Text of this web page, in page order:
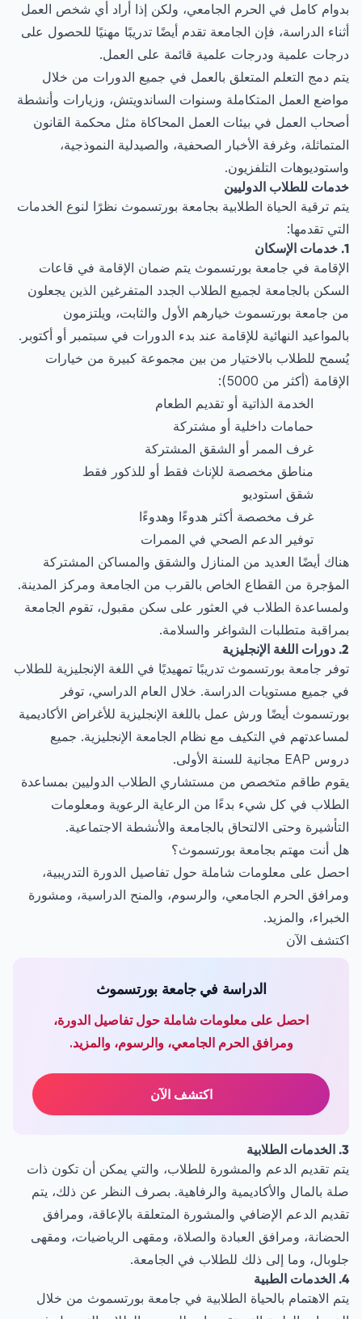
بدوام كامل في الحرم الجامعي، ولكن إذا أراد أي شخص العمل
أثناء الدراسة، فإن الجامعة تقدم أيضًا تدريبًا مهنيًا للحصول على
درجات علمية ودرجات علمية قائمة على العمل.
يتم دمج التعلم المتعلق بالعمل في جميع الدورات من خلال
مواضع العمل المتكاملة وسنوات الساندويتش، وزيارات وأنشطة
أصحاب العمل في بيئات العمل المحاكاة مثل محكمة القانون
المتماثلة، وغرفة الأخبار الصحفية، والصيدلية النموذجية،
واستوديوهات التلفزيون.
خدمات للطلاب الدوليين
يتم ترقية الحياة الطلابية بجامعة بورتسموث نظرًا لنوع الخدمات
التي تقدمها:
1. خدمات الإسكان
الإقامة في جامعة بورتسموث يتم ضمان الإقامة في قاعات
السكن بالجامعة لجميع الطلاب الجدد المتفرغين الذين يجعلون
من جامعة بورتسموث خيارهم الأول والثابت، ويلتزمون
بالمواعيد النهائية للإقامة عند بدء الدورات في سبتمبر أو أكتوبر.
يُسمح للطلاب بالاختيار من بين مجموعة كبيرة من خيارات
الإقامة (أكثر من 5000):
الخدمة الذاتية أو تقديم الطعام
حمامات داخلية أو مشتركة
غرف الممر أو الشقق المشتركة
مناطق مخصصة للإناث فقط أو للذكور فقط
شقق استوديو
غرف مخصصة أكثر هدوءًا وهدوءًا
توفير الدعم الصحي في الممرات
هناك أيضًا العديد من المنازل والشقق والمساكن المشتركة
المؤجرة من القطاع الخاص بالقرب من الجامعة ومركز المدينة.
ولمساعدة الطلاب في العثور على سكن مقبول، تقوم الجامعة
بمراقبة متطلبات الشواغر والسلامة.
2. دورات اللغة الإنجليزية
توفر جامعة بورتسموث تدريبًا تمهيديًا في اللغة الإنجليزية للطلاب
في جميع مستويات الدراسة. خلال العام الدراسي، توفر
بورتسموث أيضًا ورش عمل باللغة الإنجليزية للأغراض الأكاديمية
لمساعدتهم في التكيف مع نظام الجامعة الإنجليزية. جميع
دروس EAP مجانية للسنة الأولى.
يقوم طاقم متخصص من مستشاري الطلاب الدوليين بمساعدة
الطلاب في كل شيء بدءًا من الرعاية الرعوية ومعلومات
التأشيرة وحتى الالتحاق بالجامعة والأنشطة الاجتماعية.
هل أنت مهتم بجامعة بورتسموث؟
احصل على معلومات شاملة حول تفاصيل الدورة التدريبية،
ومرافق الحرم الجامعي، والرسوم، والمنح الدراسية، ومشورة
الخبراء، والمزيد.
اكتشف الآن
الدراسة في جامعة بورتسموث
احصل على معلومات شاملة حول تفاصيل الدورة،
ومرافق الحرم الجامعي، والرسوم، والمزيد.
اكتشف الآن
3. الخدمات الطلابية
يتم تقديم الدعم والمشورة للطلاب، والتي يمكن أن تكون ذات
صلة بالمال والأكاديمية والرفاهية. بصرف النظر عن ذلك، يتم
تقديم الدعم الإضافي والمشورة المتعلقة بالإعاقة، ومرافق
الحضانة، ومرافق العبادة والصلاة، ومقهى الرياضيات، ومقهى
جلوبال، وما إلى ذلك للطلاب في الجامعة.
4. الخدمات الطبية
يتم الاهتمام بالحياة الطلابية في جامعة بورتسموث من خلال